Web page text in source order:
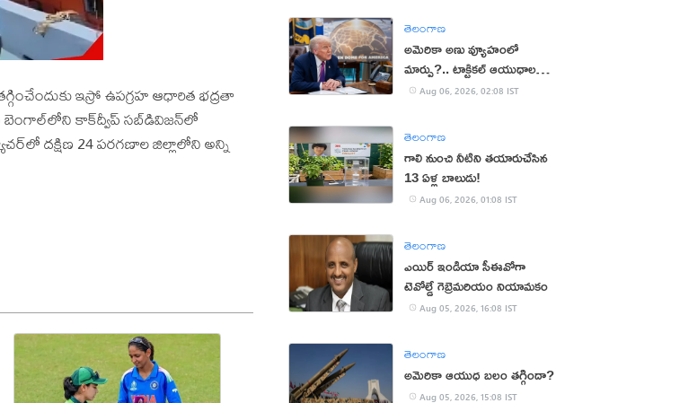
ఇస్రో ఉపగ్రహ ఆధారిత భద్రతా
బెంగాల్‌లోని కాక్‌ద్వీప్ సబ్‌డివిజన్‌లో
దక్షిణ 24 పరగణాల జిల్లాలోని అన్ని
తెలంగాణ
అమెరికా అణు వ్యూహంలో
మార్పు?.. టాక్టికల్ ఆయుధాలకు
ప్రాధాన్యం!
Aug 06, 2026, 02:08 IST
తెలంగాణ
గాలి నుంచి నీటిని తయారుచేసిన
13 ఏళ్ల బాలుడు!
Aug 06, 2026, 01:08 IST
తెలంగాణ
ఎయిర్ ఇండియా సీఈవోగా
టెవోల్డే గెబ్రెమరియం నియామకం
Aug 05, 2026, 16:08 IST
తెలంగాణ
అమెరికా ఆయుధ బలం తగ్గిందా?
Aug 05, 2026, 15:08 IST